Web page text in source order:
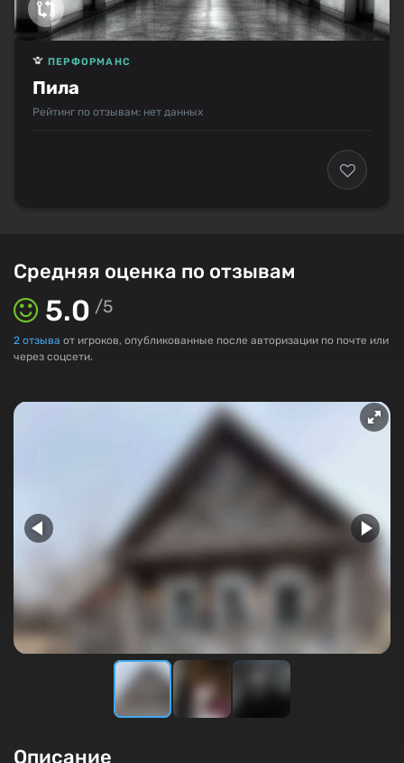
Пила
ПЕРФОРМАНС
Рейтинг по отзывам: нет данных
Средняя оценка по отзывам
5.0 /5
2 отзыва от игроков, опубликованные после авторизации по почте или
через соцсети.
Описание